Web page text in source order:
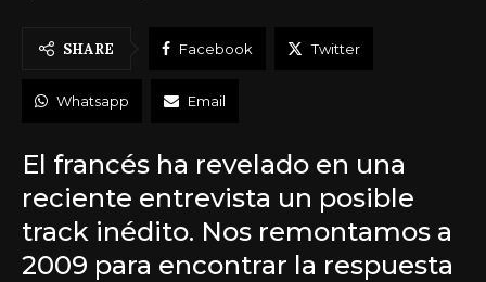
SHARE Facebook Twitter
Whatsapp Email
El francés ha revelado en una
reciente entrevista un posible
track inédito. Nos remontamos a
2009 para encontrar la respuesta